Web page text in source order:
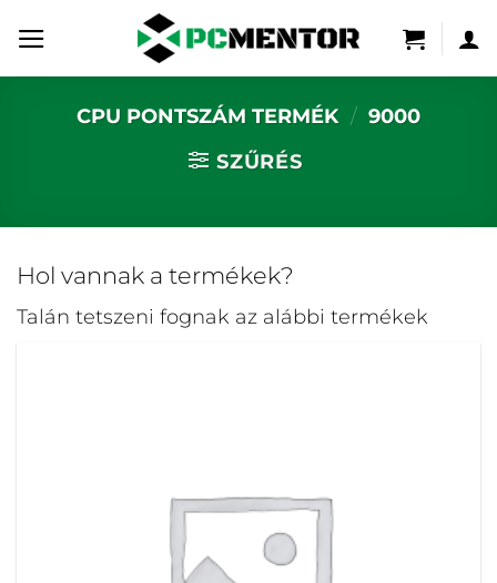
content
CPU PONTSZÁM TERMÉK / 9000
SZŰRÉS
Hol vannak a termékek?
Talán tetszeni fognak az alábbi termékek